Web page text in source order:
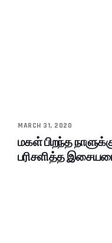
MARCH 31, 2020
மகள் பிறந்த
பரிசளித்த